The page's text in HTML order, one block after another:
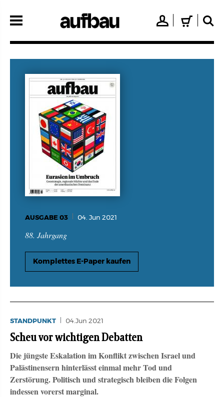
zum
👤 🛒 🔍
AUSGABE 03 04. Jun 2021
88. Jahrgang
Komplettes E-Paper kaufen
STANDPUNKT 04.Jun 2021
Scheu vor wichtigen Debatten
Die jüngste Eskalation im Konflikt zwischen Israel und
Palästinensern hinterlässt einmal mehr Tod und
Zerstörung. Politisch und strategisch bleiben die Folgen
indessen vorerst marginal.